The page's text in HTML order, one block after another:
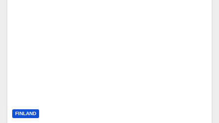
FINLAND